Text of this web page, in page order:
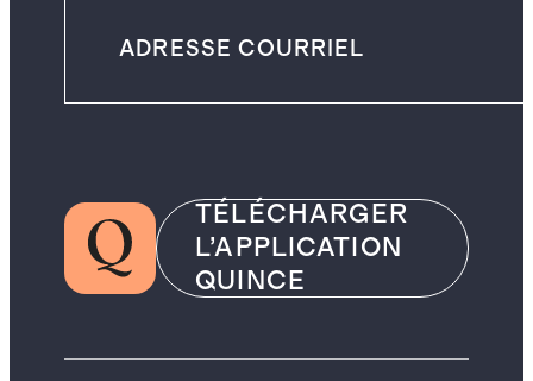
TÉLÉCHARGER
L’APPLICATION
QUINCE